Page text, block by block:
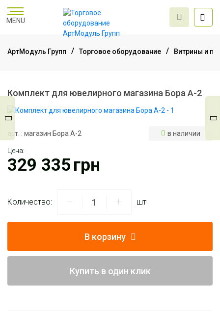
MENU
оборудование
проектирования
АртМодуль Групп Торговое оборудование Витрины и
Комплект для ювелирного магазина Бора А-2
арт. : магазин Бора А-2 в наличии
Цена:
329 335грн
Количество: шт
В корзину
Купить в один клик